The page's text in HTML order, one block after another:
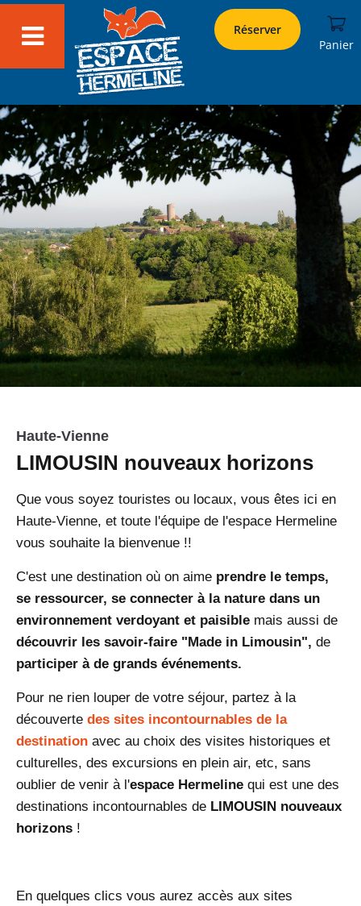
Réserver
Panier
Haute-Vienne
LIMOUSIN nouveaux horizons
Que vous soyez touristes ou locaux, vous êtes ici en
Haute-Vienne, et toute l'équipe de l'espace Hermeline
vous souhaite la bienvenue !!
C'est une destination où on aime prendre le temps,
se ressourcer, se connecter à la nature dans un
environnement verdoyant et paisible mais aussi de
découvrir les savoir-faire "Made in Limousin", de
participer à de grands événements.
Pour ne rien louper de votre séjour, partez à la
découverte des sites incontournables de la
destination avec au choix des visites historiques et
culturelles, des excursions en plein air, etc, sans
oublier de venir à l'espace Hermeline qui est une des
destinations incontournables de LIMOUSIN nouveaux
horizons !
En quelques clics vous aurez accès aux sites